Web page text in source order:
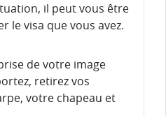
il peut vous être
le visa que vous avez.
de votre image
retirez vos
votre chapeau et